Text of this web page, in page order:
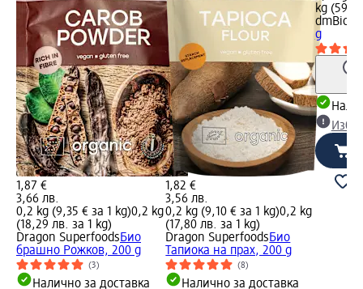
1,87 €
3,66 лв.
0,2 kg (9,35 € за 1 kg)0,2 kg
(18,29 лв. за 1 kg)
Dragon SuperfoodsБио
брашно Рожков, 200 g
(3)
Налично за доставка
1,82 €
3,56 лв.
0,2 kg (9,10 € за 1 kg)0,2 kg
(17,80 лв. за 1 kg)
Dragon SuperfoodsБио
Тапиока на прах, 200 g
(8)
Налично за доставка
kg
dmBio
g